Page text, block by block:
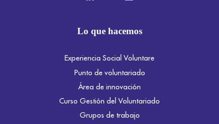
Lo que hacemos
Experiencia Social Voluntare
Punto de voluntariado
Área de innovación
Curso Gestión del Voluntariado
Grupos de trabajo